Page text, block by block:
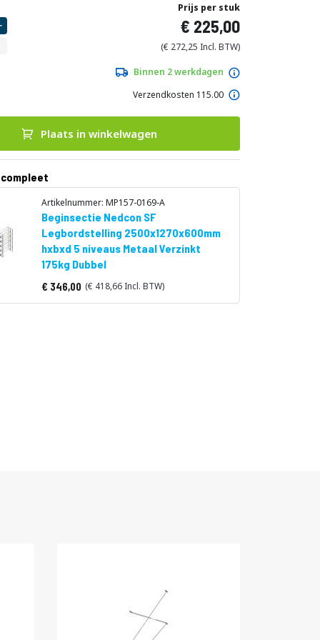
Prijs per stuk
225,00
272,25
Binnen 2 werkdagen
Verzendkosten 115.00
Plaats in winkelwagen
Artikelnummer: MP157-0169-A
Beginsectie Nedcon SF
Legbordstelling 2500x1270x600mm
hxbxd 5 niveaus Metaal Verzinkt
175kg Dubbel
Vanaf
346,00 418,66